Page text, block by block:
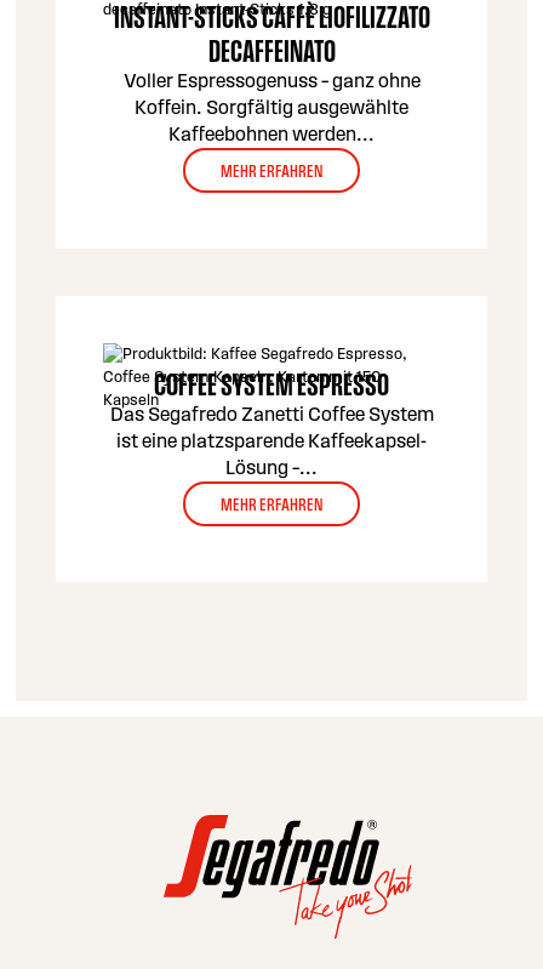
INSTANT-STICKS CAFFÈ LIOFILIZZATO
DECAFFEINATO
Voller Espressogenuss – ganz ohne
Koffein. Sorgfältig ausgewählte
Kaffeebohnen werden...
MEHR ERFAHREN
COFFEE SYSTEM ESPRESSO
Das Segafredo Zanetti Coffee System
ist eine platzsparende Kaffeekapsel-
Lösung –...
MEHR ERFAHREN